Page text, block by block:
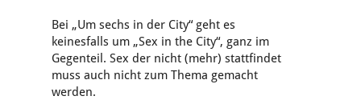
Bei „Um sechs in der City“ geht es
keinesfalls um „Sex in the City“, ganz im
Gegenteil. Sex der nicht (mehr) stattfindet
muss auch nicht zum Thema gemacht
werden.